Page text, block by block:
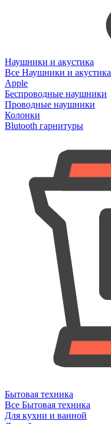
Наушники и акустика
Все Наушники и акустика
Apple
Беспроводные наушники
Проводные наушники
Колонки
Blutooth гарнитуры
Бытовая техника
Все Бытовая техника
Для кухни и ванной